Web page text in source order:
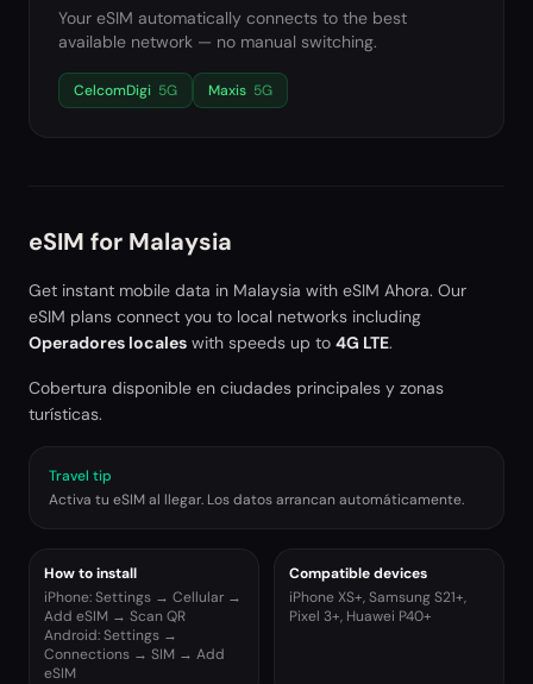
Your eSIM automatically connects to the best
available network — no manual switching.
CelcomDigi 5G Maxis 5G
eSIM for Malaysia
Get instant mobile data in Malaysia with eSIM Ahora. Our
eSIM plans connect you to local networks including
Operadores locales with speeds up to 4G LTE.
Cobertura disponible en ciudades principales y zonas
turísticas.
Travel tip
Activa tu eSIM al llegar. Los datos arrancan automáticamente.
How to install
iPhone: Settings → Cellular →
Add eSIM → Scan QR
Android: Settings →
Connections → SIM → Add
eSIM
Compatible devices
iPhone XS+, Samsung S21+,
Pixel 3+, Huawei P40+